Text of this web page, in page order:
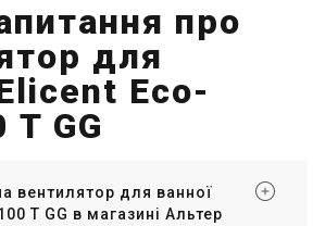
про
для
Eco-
GG
вентилятор для ванної
T GG в магазині Альтер